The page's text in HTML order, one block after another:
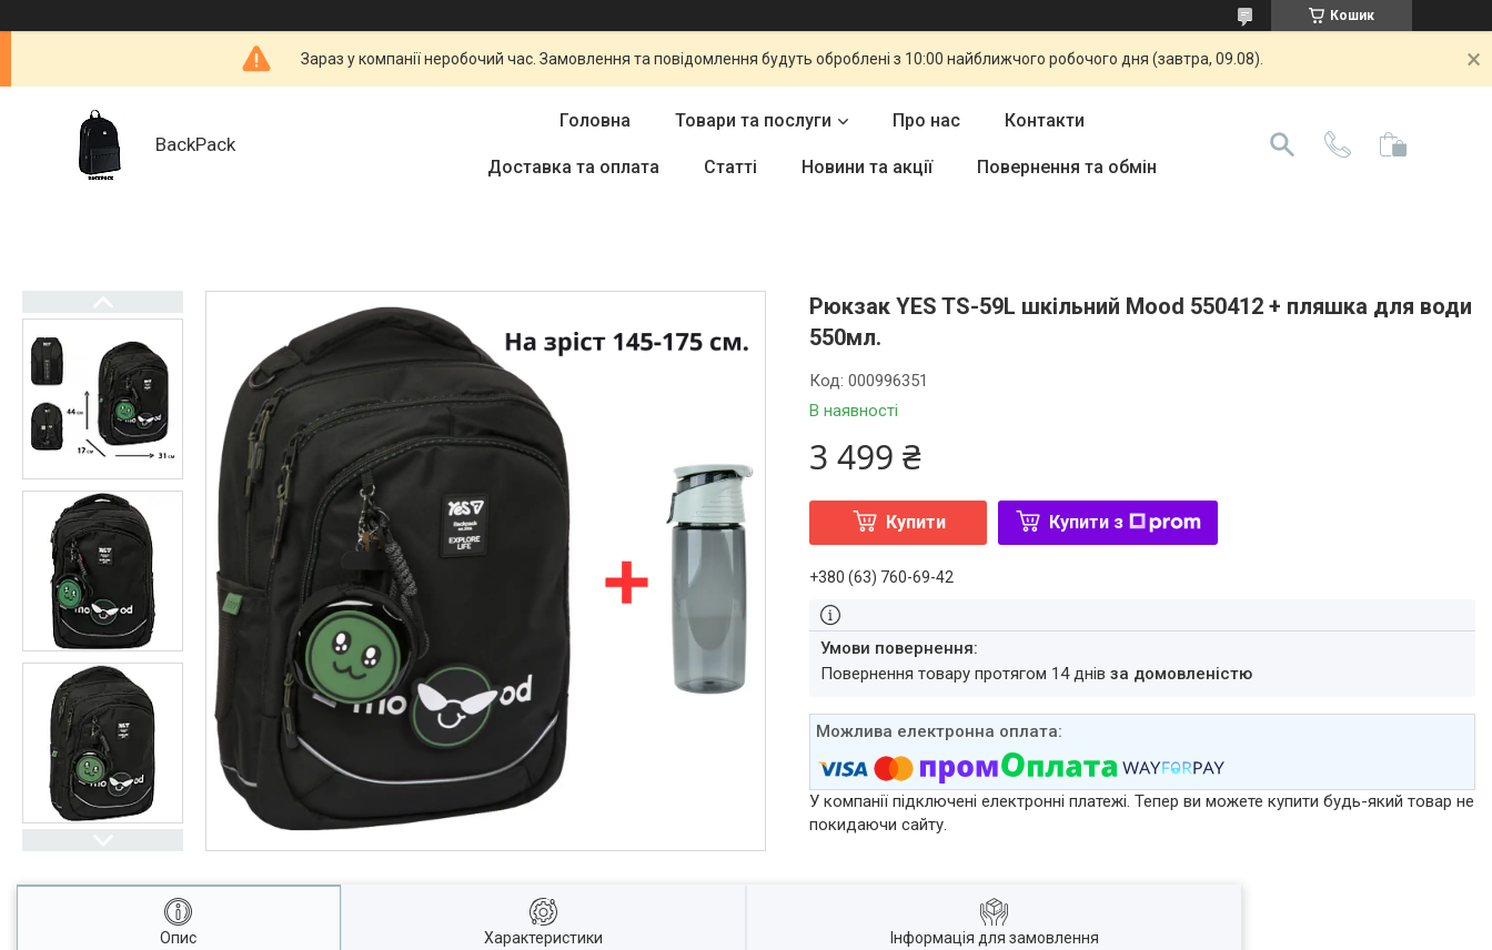
Кошик
Зараз у компанії неробочий час. Замовлення та повідомлення будуть оброблені з 10:00 найближчого робочого дня (завтра, 09.08).
BackPack
Головна Товари та послуги Про нас Контакти
Доставка та оплата Статті Новини та акції Повернення та обмін
Рюкзак YES TS-59L шкільний Mood 550412 + пляшка для води
550мл.
В наявності
Код:000996351
3 499 ₴
Купити Купити з
+380 (63) 760-69-42
повернення товару протягом 14 днівза домовленістю
У компанії підключені електронні платежі. Тепер ви можете купити будь-який товар не
покидаючи сайту.
Опис Характеристики Інформація для замовлення